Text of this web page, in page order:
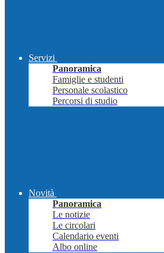
Servizi
Panoramica
Famiglie e studenti
Personale scolastico
Percorsi di studio
Novità
Panoramica
Le notizie
Le circolari
Calendario eventi
Albo online